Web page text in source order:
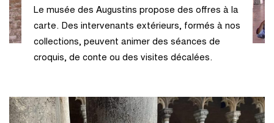
Le musée des Augustins propose des offres à la
carte. Des intervenants extérieurs, formés à nos
collections, peuvent animer des séances de
croquis, de conte ou des visites décalées.